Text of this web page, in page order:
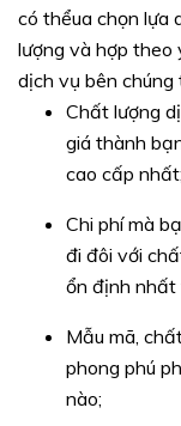
có thểua chọn lựa
lượng và hợp theo
dịch vụ bên chúng
Chất lượng
giá thành
cao cấp nhất;
Chi phí mà
đi đôi với
ổn định nhất
Mẫu mã,
phong phú
nào;